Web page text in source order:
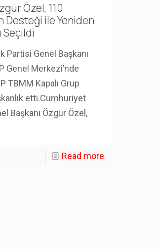
Özel, 110
Desteği ile Yeniden
Seçildi
Partisi Genel Başkanı
Genel Merkezi’nde
TBMM Kapalı Grup
etti.Cumhuriyet
Başkanı Özgür Özel,
Read more